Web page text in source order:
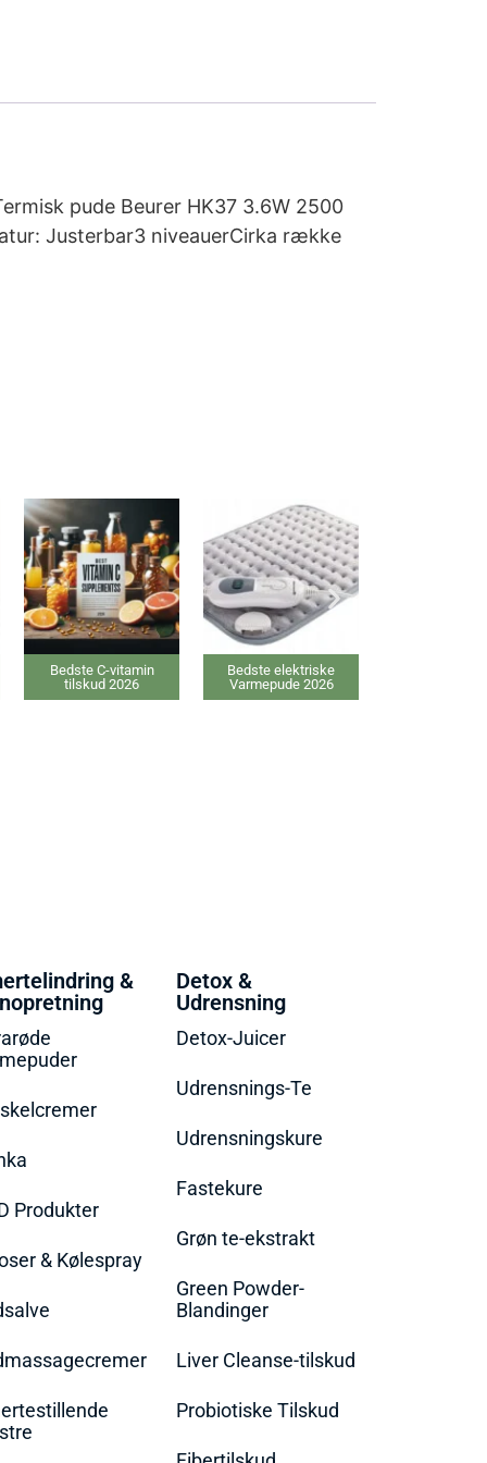
pude Beurer HK37 3.6W 2500
Justerbar3 niveauerCirka række
Bedste C-vitamin
tilskud 2026
Bedste elektriske
Varmepude 2026
&
Produkter
& Kølespray
Detox &
Udrensning
Detox-Juicer
Udrensnings-Te
Udrensningskure
Fastekure
Grøn te-ekstrakt
Green Powder-
Blandinger
Liver Cleanse-tilskud
Probiotiske Tilskud